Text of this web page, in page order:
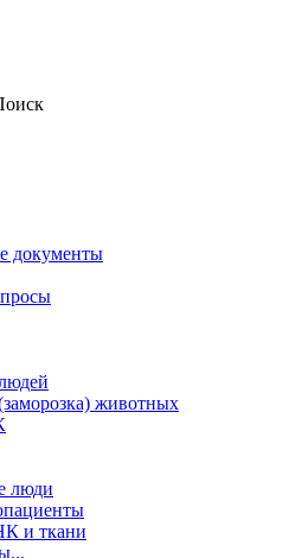
документы
животных
люди
и ткани